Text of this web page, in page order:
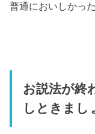
普通においしかっ
お説法が終
しときまし